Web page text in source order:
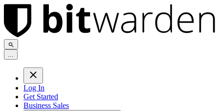
...
Log In
Get Started
Business Sales